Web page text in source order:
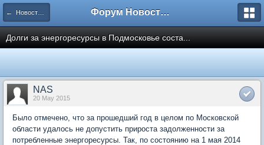
← Новости рынка недвижимости Форум Новостройки
Долги за энергоресурсы в Подмосковье соста...
NAS
20 May 2015
Было отмечено, что за прошедший год в целом по Московской
области удалось не допустить прироста задолженности за
потребленные энергоресурсы. Так, по состоянию на 1 мая 2014